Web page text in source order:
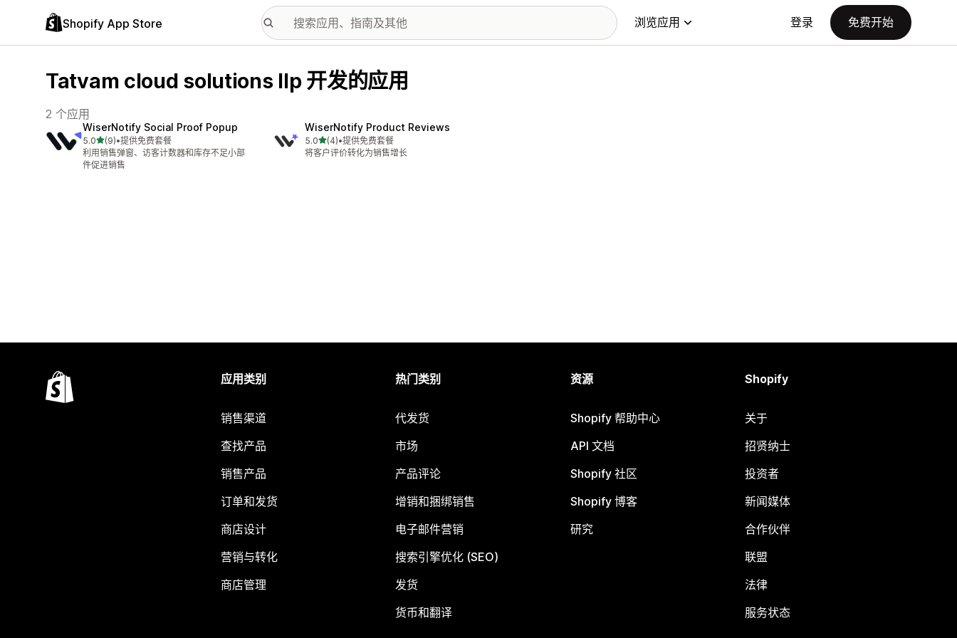
Shopify App Store 浏览应用 登录 免费开始
Tatvam cloud solutions llp 开发的应用
2 个应用
WiserNotify Social Proof Popup
5.0星（满分 5 星）
(9)
总共 9 条评论
•提供免费套餐
利用销售弹窗、访客计数器和库存不足小部
件促进销售
WiserNotify Product Reviews
5.0星（满分 5 星）
(4)
总共 4 条评论
•提供免费套餐
将客户评价转化为销售增长
应用类别
销售渠道
查找产品
销售产品
订单和发货
商店设计
营销与转化
商店管理
热门类别
代发货
市场
产品评论
增销和捆绑销售
电子邮件营销
搜索引擎优化 (SEO)
发货
货币和翻译
资源
Shopify 帮助中心
API 文档
Shopify 社区
Shopify 博客
研究
Shopify
关于
招贤纳士
投资者
新闻媒体
合作伙伴
联盟
法律
服务状态